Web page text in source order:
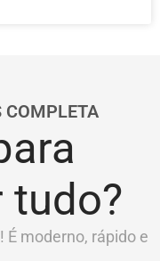
tudo?
moderno, rápido e